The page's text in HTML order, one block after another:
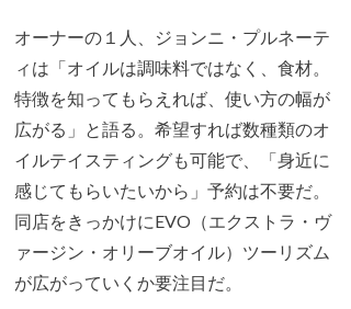
オーナーの１人、ジョンニ・プルネーテ
ィは「オイルは調味料ではなく、食材。
特徴を知ってもらえれば、使い方の幅が
広がる」と語る。希望すれば数種類のオ
イルテイスティングも可能で、「身近に
感じてもらいたいから」予約は不要だ。
同店をきっかけにEVO（エクストラ・ヴ
ァージン・オリーブオイル）ツーリズム
が広がっていくか要注目だ。